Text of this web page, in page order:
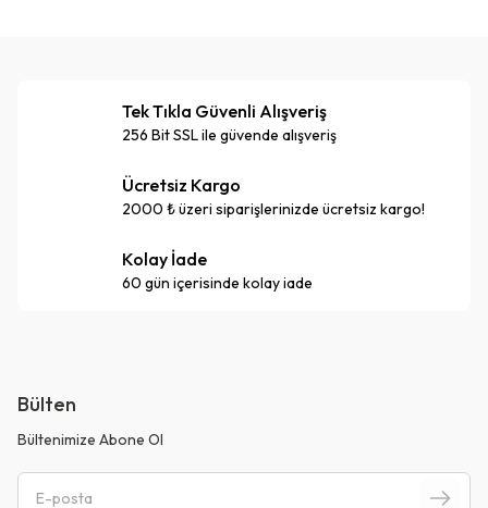
Tek Tıkla Güvenli Alışveriş
256 Bit SSL ile güvende alışveriş
Ücretsiz Kargo
2000 ₺ üzeri siparişlerinizde ücretsiz kargo!
Kolay İade
60 gün içerisinde kolay iade
Bülten
Bültenimize Abone Ol